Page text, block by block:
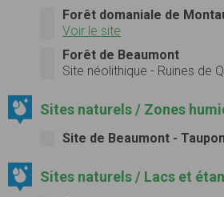
Forêt domaniale de
Voir le site
Forêt de Beaumont
Site néolithique - Ruines de
Sites naturels / Zones
Site de Beaumont -
Sites naturels / Lacs et